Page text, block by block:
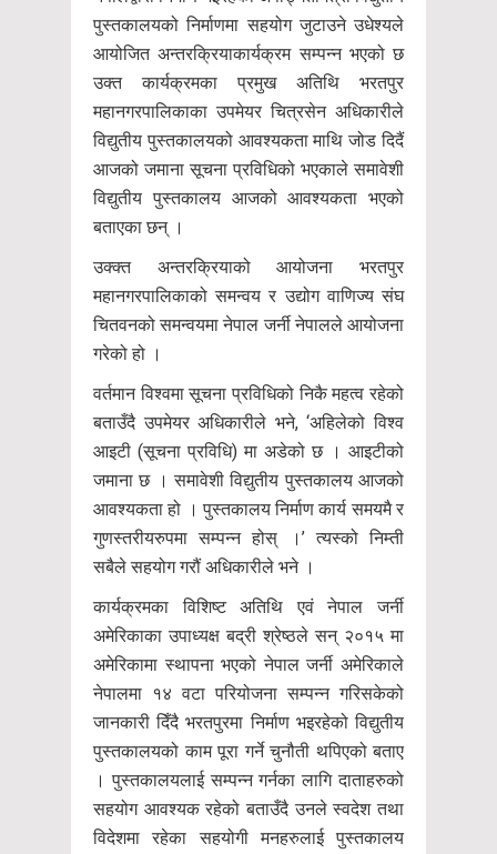
पुस्तकालयको निर्माणमा सहयोग जुटाउने उधेश्यले
आयोजित अन्तरक्रियाकार्यक्रम सम्पन्न भएको छ
उक्त कार्यक्रमका प्रमुख अतिथि भरतपुर
महानगरपालिकाका उपमेयर चित्रसेन अधिकारीले
विद्युतीय पुस्तकालयको आवश्यकता माथि जोड दिदैं
आजको जमाना सूचना प्रविधिको भएकाले समावेशी
विद्युतीय पुस्तकालय आजको आवश्यकता भएको
बताएका छन् ।
उक्क्त अन्तरक्रियाको आयोजना भरतपुर
महानगरपालिकाको समन्वय र उद्योग वाणिज्य संघ
चितवनको समन्वयमा नेपाल जर्नी नेपालले आयोजना
गरेको हो ।
वर्तमान विश्वमा सूचना प्रविधिको निकै महत्व रहेको
बताउँदै उपमेयर अधिकारीले भने, ‘अहिलेको विश्व
आइटी (सूचना प्रविधि) मा अडेको छ । आइटीको
जमाना छ । समावेशी विद्युतीय पुस्तकालय आजको
आवश्यकता हो । पुस्तकालय निर्माण कार्य समयमै र
गुणस्तरीयरुपमा सम्पन्न होस् ।’ त्यस्को निम्ती
सबैले सहयोग गरौं अधिकारीले भने ।
कार्यक्रमका विशिष्ट अतिथि एवं नेपाल जर्नी
अमेरिकाका उपाध्यक्ष बद्री श्रेष्ठले सन् २०१५ मा
अमेरिकामा स्थापना भएको नेपाल जर्नी अमेरिकाले
नेपालमा १४ वटा परियोजना सम्पन्न गरिसकेको
जानकारी दिँदै भरतपुरमा निर्माण भइरहेको विद्युतीय
पुस्तकालयको काम पूरा गर्ने चुनौती थपिएको बताए
। पुस्तकालयलाई सम्पन्न गर्नका लागि दाताहरुको
सहयोग आवश्यक रहेको बताउँदै उनले स्वदेश तथा
विदेशमा रहेका सहयोगी मनहरुलाई पुस्तकालय